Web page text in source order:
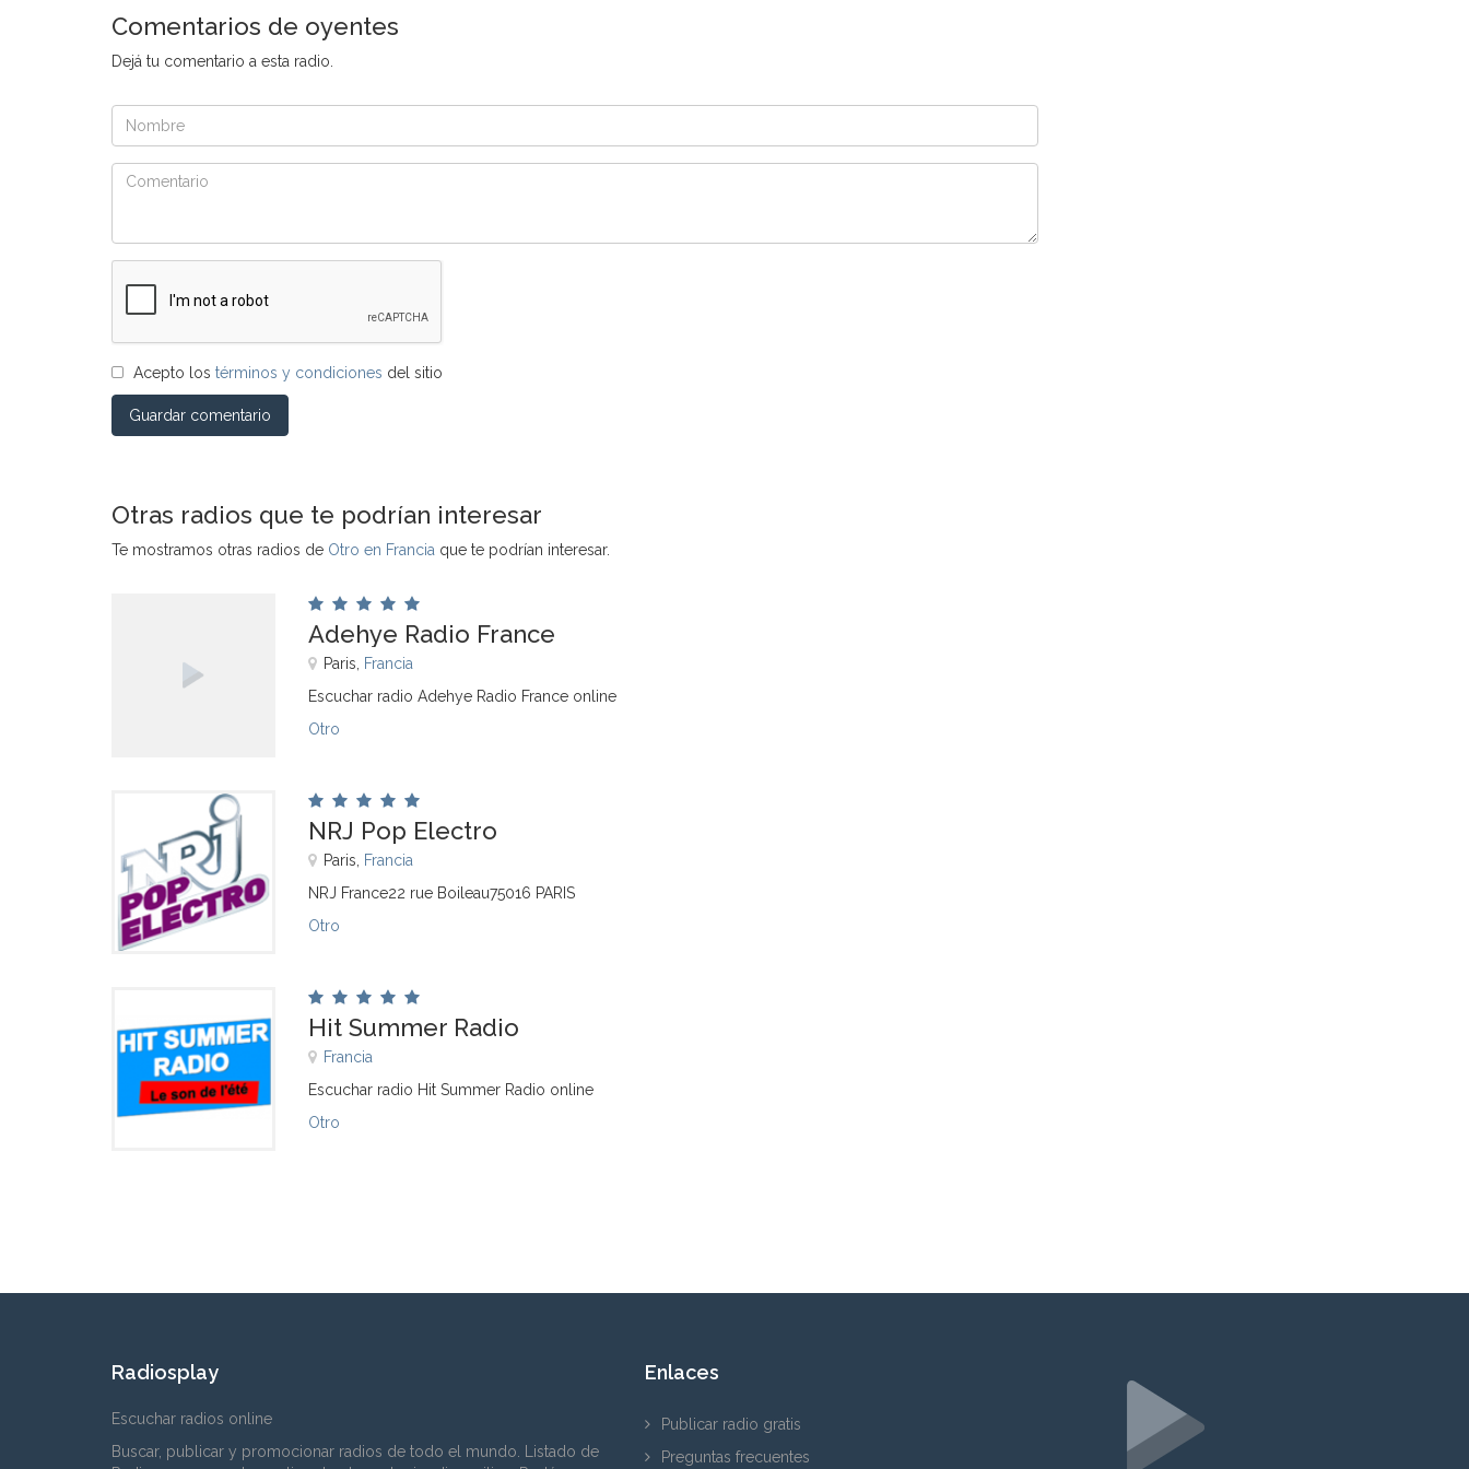
Comentarios de oyentes
Dejá tu comentario a esta radio.
Acepto los términos y condiciones del sitio
Guardar comentario
Otras radios que te podrían interesar
Te mostramos otras radios de Otro en Francia que te podrían interesar.
Adehye Radio France
Paris,
Francia
Escuchar radio Adehye Radio France online
Otro
NRJ Pop Electro
Paris,
Francia
NRJ France22 rue Boileau75016 PARIS
Otro
Hit Summer Radio
Francia
Escuchar radio Hit Summer Radio online
Otro
Radiosplay
Escuchar radios online
Buscar, publicar y promocionar radios de todo el mundo. Listado de
Enlaces
Publicar radio gratis
Preguntas frecuentes